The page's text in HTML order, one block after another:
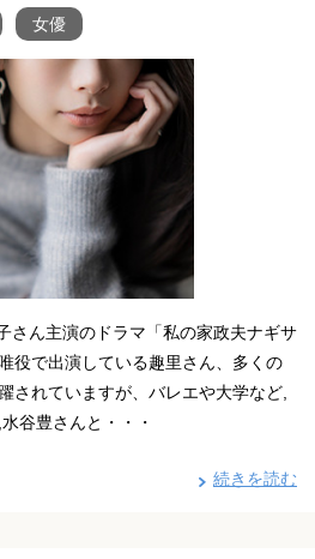
女優
さん主演のドラマ「私の家政夫ナギサ
役で出演している趣里さん、多くの
されていますが、バレエや大学など,
谷豊さんと・・・
続きを読む